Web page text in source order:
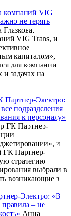
компаний VIG
не терять
Глазкова,
VIG Trans, и
капиталом»,
для компании
и задачах на
Партнер-Электро:
подразделения
к персоналу»
ГК Партнер-
и
ГК Партнер-
стратегию
выбрали в
возникающие в
Электро: «В
правила – не
Анна